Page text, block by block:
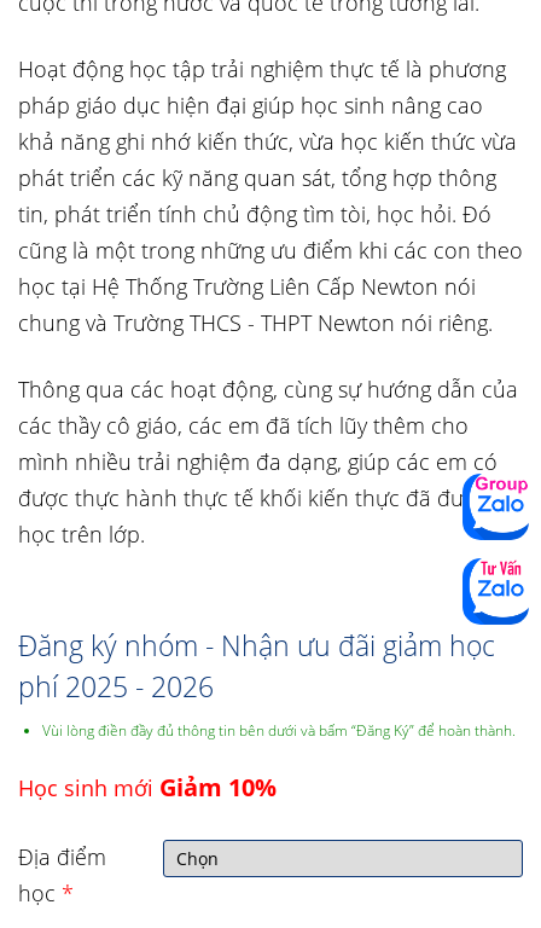
Hoạt động học tập trải nghiệm thực tế là phương
pháp giáo dục hiện đại giúp học sinh nâng cao
khả năng ghi nhớ kiến thức, vừa học kiến thức vừa
phát triển các kỹ năng quan sát, tổng hợp thông
tin, phát triển tính chủ động tìm tòi, học hỏi. Đó
cũng là một trong những ưu điểm khi các con theo
học tại Hệ Thống Trường Liên Cấp Newton nói
chung và Trường THCS - THPT Newton nói riêng.
Thông qua các hoạt động, cùng sự hướng dẫn của
các thầy cô giáo, các em đã tích lũy thêm cho
mình nhiều trải nghiệm đa dạng, giúp các em có
được thực hành thực tế khối kiến thực đã được
học trên lớp.
Đăng ký nhóm - Nhận ưu đãi giảm học
phí 2025 - 2026
Vùi lòng điền đầy đủ thông tin bên dưới và bấm “Đăng Ký” để hoàn thành.
Học sinh mới Giảm 10%
Địa điểm
học *